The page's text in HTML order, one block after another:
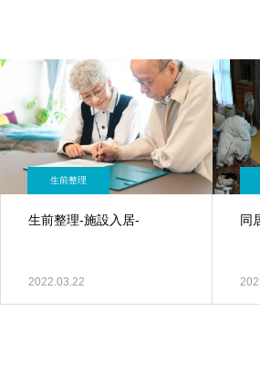
生前整理
生前整理-施設入居-
2022.03.22
同